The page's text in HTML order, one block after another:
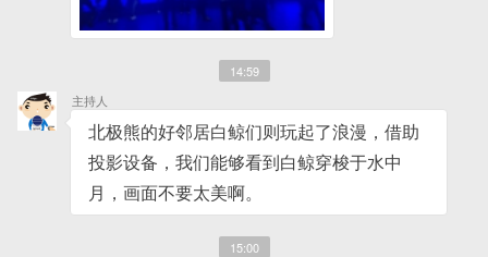
14:59
主持人
北极熊的好邻居白鲸们则玩起了浪漫，借助
投影设备，我们能够看到白鲸穿梭于水中
月，画面不要太美啊。
15:00